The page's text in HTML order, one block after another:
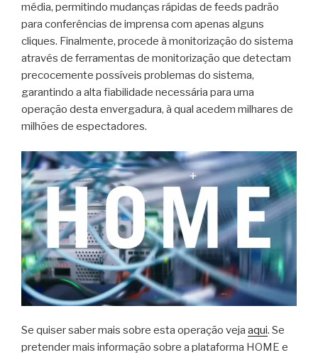
média, permitindo mudanças rápidas de feeds padrão
para conferências de imprensa com apenas alguns
cliques. Finalmente, procede à monitorização do sistema
através de ferramentas de monitorização que detectam
precocemente possíveis problemas do sistema,
garantindo a alta fiabilidade necessária para uma
operação desta envergadura, à qual acedem milhares de
milhões de espectadores.
Se quiser saber mais sobre esta operação veja aqui. Se
pretender mais informação sobre a plataforma HOME e